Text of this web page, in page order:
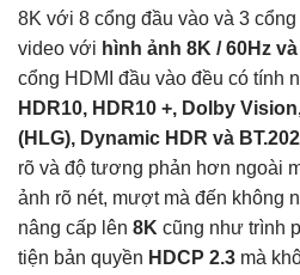
8K với 8 cổng đầu vào và 3
video với hình ảnh 8K / 60Hz
cổng HDMI đầu vào đều có tính
HDR10, HDR10 +, Dolby
(HLG), Dynamic HDR và
rõ và độ tương phản hơn ngoài
ảnh rõ nét, mượt mà đến
nâng cấp lên 8K cũng như trình
tiện bản quyền HDCP 2.3 mà